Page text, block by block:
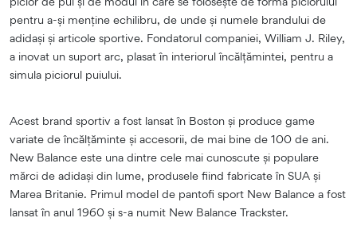
pentru a-și menține echilibru, de unde și numele brandului de
adidași și articole sportive. Fondatorul companiei, William J. Riley,
a inovat un suport arc, plasat în interiorul încălțămintei, pentru a
simula piciorul puiului.
Acest brand sportiv a fost lansat în Boston și produce game
variate de încălțăminte și accesorii, de mai bine de 100 de ani.
New Balance este una dintre cele mai cunoscute și populare
mărci de adidași din lume, produsele fiind fabricate în SUA și
Marea Britanie. Primul model de pantofi sport New Balance a fost
lansat în anul 1960 și s-a numit New Balance Trackster.